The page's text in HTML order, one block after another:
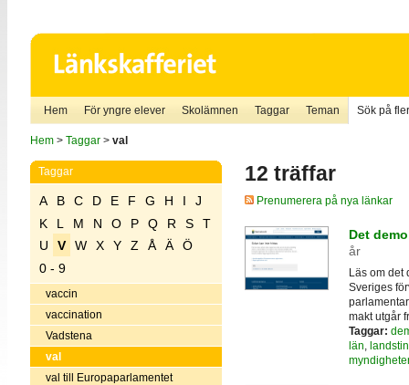
Hem För yngre elever Skolämnen Taggar Teman Sök på
Hem> Taggar> val
Taggar
A B C D E F G H I
J
K
L M N O P Q R S
T
U
V W X Y Z Å Ä
Ö
0 - 9
vaccin
vaccination
Vadstena
val
val till Europaparlamentet
12 träffar
Prenumerera på nya länkar
Det
år
Läs om det
Sveriges
makt utgår
Taggar:
län
myndigheter